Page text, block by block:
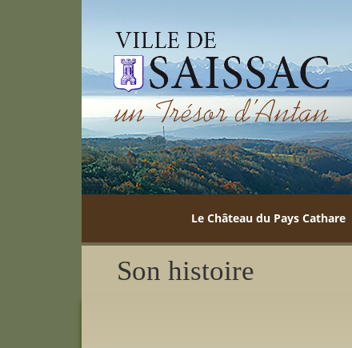
Le Château du Pays Cathare
Son histoire